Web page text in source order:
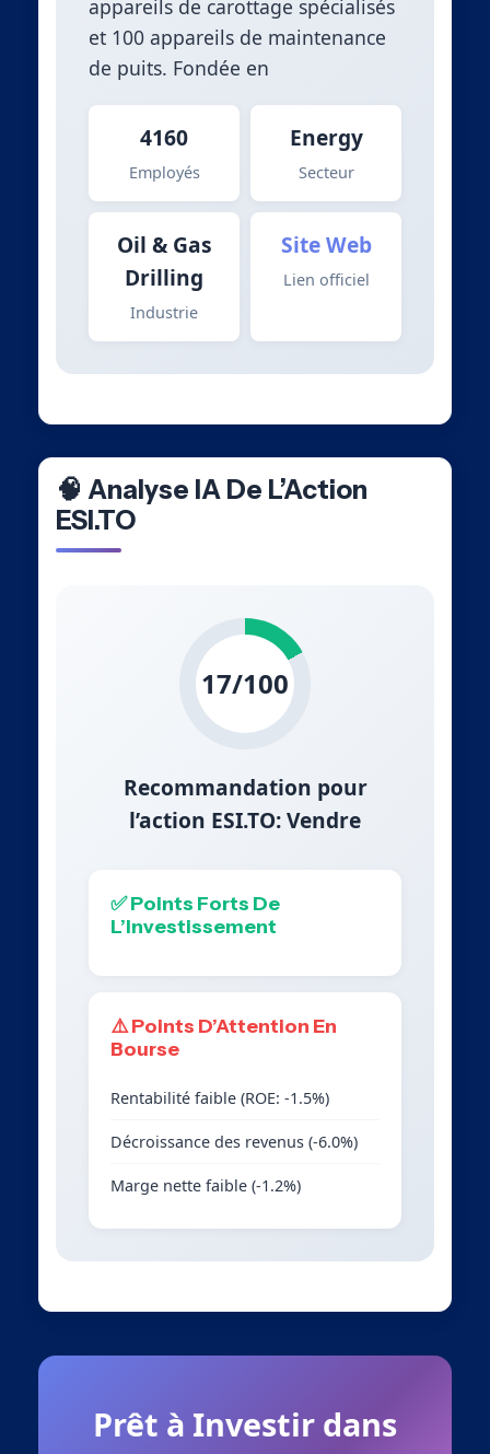
appareils de carottage spécialisés
et 100 appareils de maintenance
de puits. Fondée en
4160
Employés
Energy
Secteur
Oil & Gas
Drilling
Industrie
Site Web
Lien officiel
🧠 Analyse IA De L’Action
ESI.TO
17/100
Recommandation pour
l’action ESI.TO: Vendre
✅ Points Forts De
L’Investissement
⚠️ Points D’Attention En
Bourse
Rentabilité faible (ROE: -1.5%)
Décroissance des revenus (-6.0%)
Marge nette faible (-1.2%)
Prêt à Investir dans